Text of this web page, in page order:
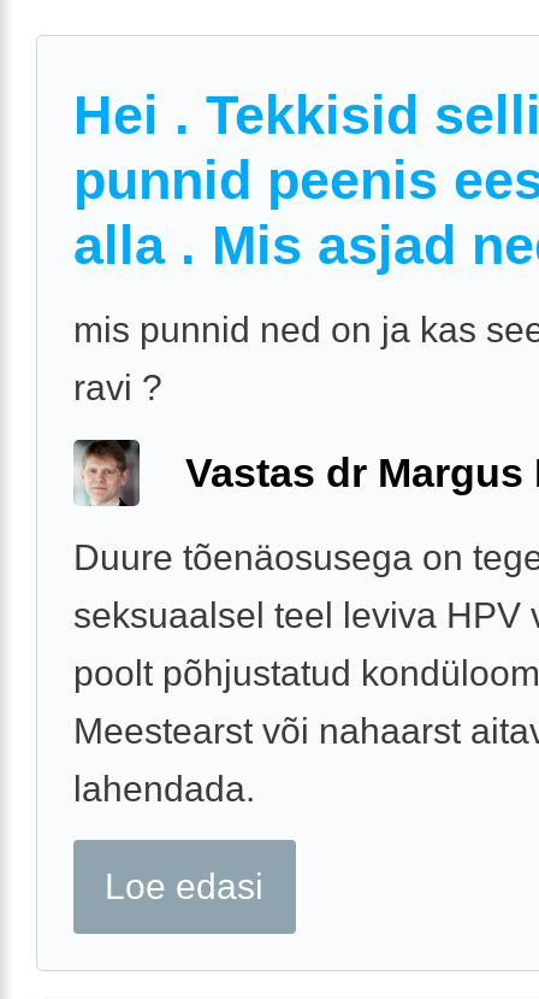
Hei . Tekkisid
punnid peenis
alla . Mis asjad
mis punnid ned on ja kas
ravi ?
Vastas dr Margus
Duure tõenäosusega on
seksuaalsel teel leviva HPV
poolt põhjustatud
Meestearst või nahaarst
lahendada.
Loe edasi